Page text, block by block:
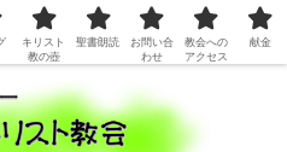
ズ・オブ・ゴッド教団
キリスト
教の壺
聖書朗読
お問い合
わせ
教会への
アクセス
献金